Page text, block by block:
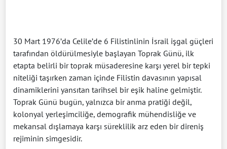
30 Mart 1976’da Celile’de 6 Filistinlinin İsrail işgal güçleri
tarafından öldürülmesiyle başlayan Toprak Günü, ilk
etapta belirli bir toprak müsaderesine karşı yerel bir tepki
niteliği taşırken zaman içinde Filistin davasının yapısal
dinamiklerini yansıtan tarihsel bir eşik haline gelmiştir.
Toprak Günü bugün, yalnızca bir anma pratiği değil,
kolonyal yerleşimciliğe, demografik mühendisliğe ve
mekansal dışlamaya karşı süreklilik arz eden bir direniş
rejiminin simgesidir.